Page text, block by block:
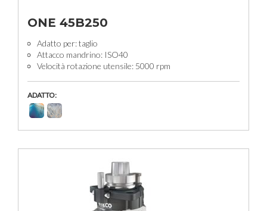
ONE 45B250
Adatto per: taglio
Attacco mandrino: ISO40
Velocità rotazione utensile: 5000 rpm
ADATTO: